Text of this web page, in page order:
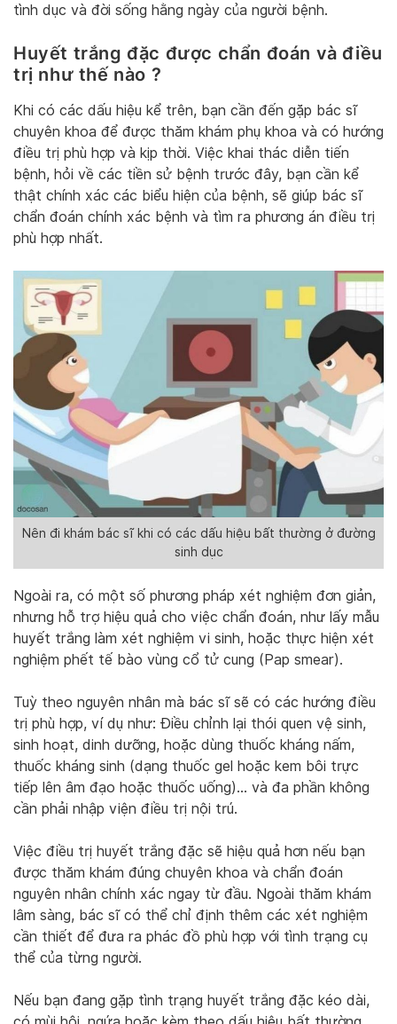
tình dục và đời sống hằng ngày của người bệnh.
Huyết trắng đặc được chẩn đoán và điều
trị như thế nào ?
Khi có các dấu hiệu kể trên, bạn cần đến gặp bác sĩ
chuyên khoa để được thăm khám phụ khoa và có hướng
điều trị phù hợp và kịp thời. Việc khai thác diễn tiến
bệnh, hỏi về các tiền sử bệnh trước đây, bạn cần kể
thật chính xác các biểu hiện của bệnh, sẽ giúp bác sĩ
chẩn đoán chính xác bệnh và tìm ra phương án điều trị
phù hợp nhất.
Nên đi khám bác sĩ khi có các dấu hiệu bất thường ở đường
sinh dục
Ngoài ra, có một số phương pháp xét nghiệm đơn giản,
nhưng hỗ trợ hiệu quả cho việc chẩn đoán, như lấy mẫu
huyết trắng làm xét nghiệm vi sinh, hoặc thực hiện xét
nghiệm phết tế bào vùng cổ tử cung (Pap smear).
Tuỳ theo nguyên nhân mà bác sĩ sẽ có các hướng điều
trị phù hợp, ví dụ như: Điều chỉnh lại thói quen vệ sinh,
sinh hoạt, dinh dưỡng, hoặc dùng thuốc kháng nấm,
thuốc kháng sinh (dạng thuốc gel hoặc kem bôi trực
tiếp lên âm đạo hoặc thuốc uống)… và đa phần không
cần phải nhập viện điều trị nội trú.
Việc điều trị huyết trắng đặc sẽ hiệu quả hơn nếu bạn
được thăm khám đúng chuyên khoa và chẩn đoán
nguyên nhân chính xác ngay từ đầu. Ngoài thăm khám
lâm sàng, bác sĩ có thể chỉ định thêm các xét nghiệm
cần thiết để đưa ra phác đồ phù hợp với tình trạng cụ
thể của từng người.
Nếu bạn đang gặp tình trạng huyết trắng đặc kéo dài,